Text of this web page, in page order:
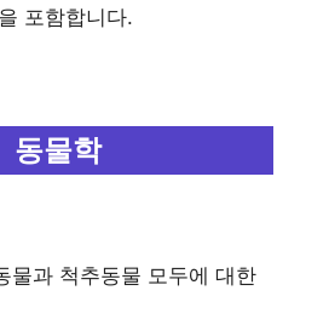
포함합니다.
동물학
물과 척추동물 모두에 대한